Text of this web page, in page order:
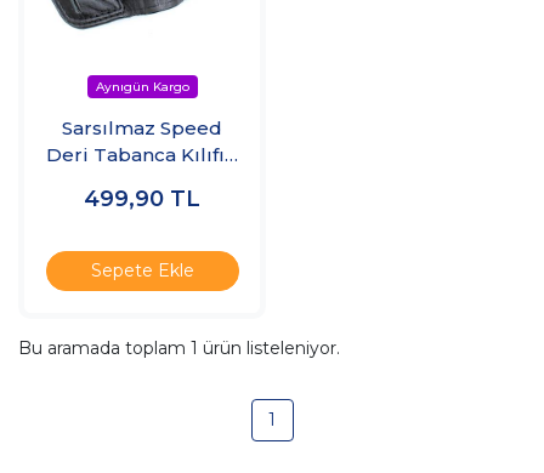
Sarsılmaz Speed
Deri Tabanca Kılıfı –
499,90 TL
Sepete Ekle
Bu aramada toplam 1 ürün listeleniyor.
1